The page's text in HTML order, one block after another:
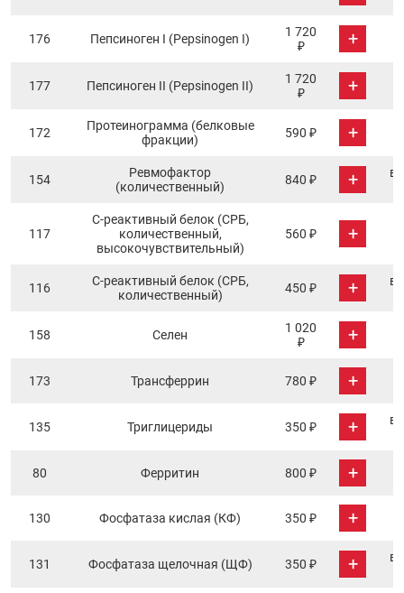
176 Пепсиноген I (Pepsinogen I)
1 720
₽
+
177 Пепсиноген II (Pepsinogen II)
1 720
₽
+
172
Протеинограмма (белковые
фракции)
590 ₽ +
154
Ревмофактор
(количественный)
840 ₽ + в
117
С-реактивный белок (СРБ,
количественный,
высокочувствительный)
560 ₽ +
116
С-реактивный белок (СРБ,
количественный)
450 ₽ + в
158 Селен
1 020
₽
+
173 Трансферрин 780 ₽ +
135 Триглицериды 350 ₽ + в
80 Ферритин 800 ₽ +
130 Фосфатаза кислая (КФ) 350 ₽ +
131 Фосфатаза щелочная (ЩФ) 350 ₽ + в